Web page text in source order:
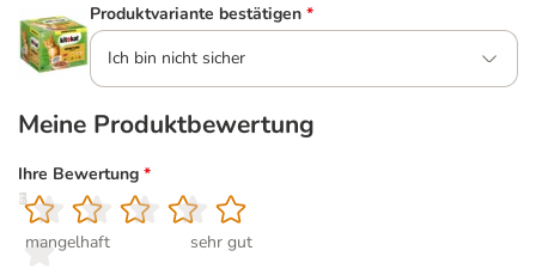
Produktvariante bestätigen *
Ich bin nicht sicher
Meine Produktbewertung
Ihre Bewertung *
1
mangelhaft
2
3
4
5
sehr gut